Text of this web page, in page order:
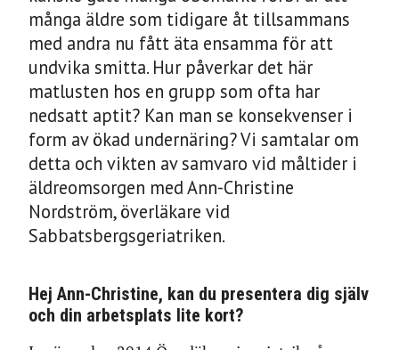
många äldre som tidigare åt tillsammans
med andra nu fått äta ensamma för att
undvika smitta. Hur påverkar det här
matlusten hos en grupp som ofta har
nedsatt aptit? Kan man se konsekvenser i
form av ökad undernäring? Vi samtalar om
detta och vikten av samvaro vid måltider i
äldreomsorgen med Ann-Christine
Nordström, överläkare vid
Sabbatsbergsgeriatriken.
Hej Ann-Christine, kan du presentera dig själv
och din arbetsplats lite kort?